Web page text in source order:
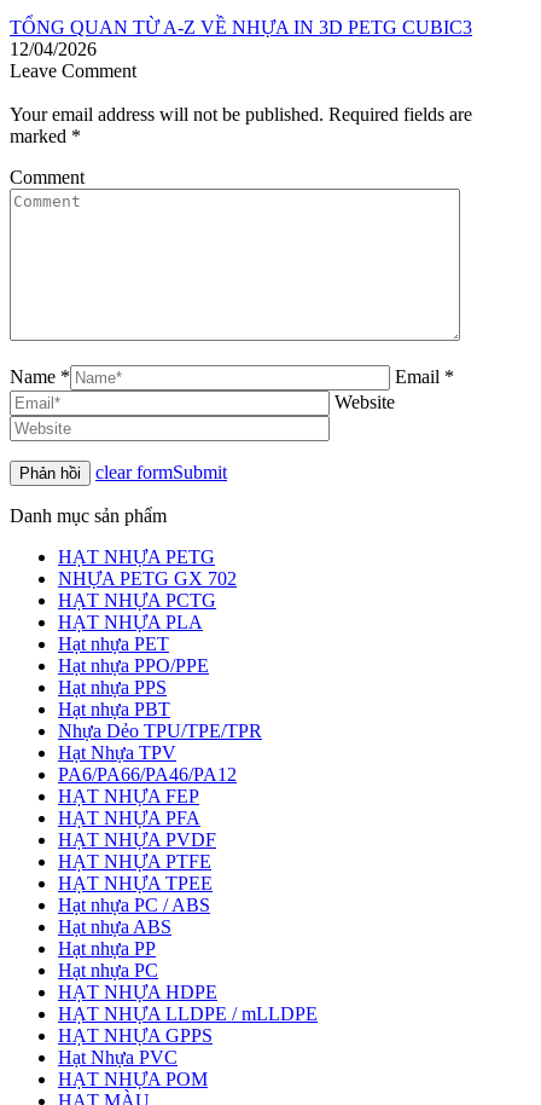
TỔNG QUAN TỪ A-Z VỀ NHỰA IN 3D PETG CUBIC3
12/04/2026
Leave Comment
Your email address will not be published. Required fields are
marked *
Comment
Name *
Email *
Website
clear formSubmit
Danh mục sản phẩm
HẠT NHỰA PETG
NHỰA PETG GX 702
HẠT NHỰA PCTG
HẠT NHỰA PLA
Hạt nhựa PET
Hạt nhựa PPO/PPE
Hạt nhựa PPS
Hạt nhựa PBT
Nhựa Dẻo TPU/TPE/TPR
Hạt Nhựa TPV
PA6/PA66/PA46/PA12
HẠT NHỰA FEP
HẠT NHỰA PFA
HẠT NHỰA PVDF
HẠT NHỰA PTFE
HẠT NHỰA TPEE
Hạt nhựa PC / ABS
Hạt nhựa ABS
Hạt nhựa PP
Hạt nhựa PC
HẠT NHỰA HDPE
HẠT NHỰA LLDPE / mLLDPE
HẠT NHỰA GPPS
Hạt Nhựa PVC
HẠT NHỰA POM